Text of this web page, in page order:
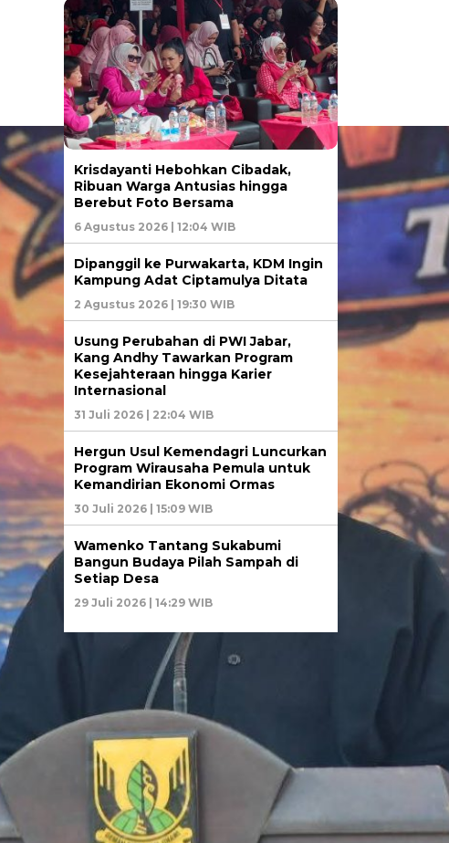
Krisdayanti Hebohkan Cibadak,
Ribuan Warga Antusias hingga
Berebut Foto Bersama
6 Agustus 2026 | 12:04 WIB
Dipanggil ke Purwakarta, KDM Ingin
Kampung Adat Ciptamulya Ditata
2 Agustus 2026 | 19:30 WIB
Usung Perubahan di PWI Jabar,
Kang Andhy Tawarkan Program
Kesejahteraan hingga Karier
Internasional
31 Juli 2026 | 22:04 WIB
Hergun Usul Kemendagri Luncurkan
Program Wirausaha Pemula untuk
Kemandirian Ekonomi Ormas
30 Juli 2026 | 15:09 WIB
Wamenko Tantang Sukabumi
Bangun Budaya Pilah Sampah di
Setiap Desa
29 Juli 2026 | 14:29 WIB